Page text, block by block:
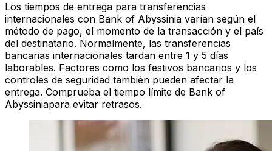
Los tiempos de entrega para transferencias
internacionales con Bank of Abyssinia varían según el
método de pago, el momento de la transacción y el país
del destinatario. Normalmente, las transferencias
bancarias internacionales tardan entre 1 y 5 días
laborables. Factores como los festivos bancarios y los
controles de seguridad también pueden afectar la
entrega. Comprueba el tiempo límite de Bank of
Abyssiniapara evitar retrasos.